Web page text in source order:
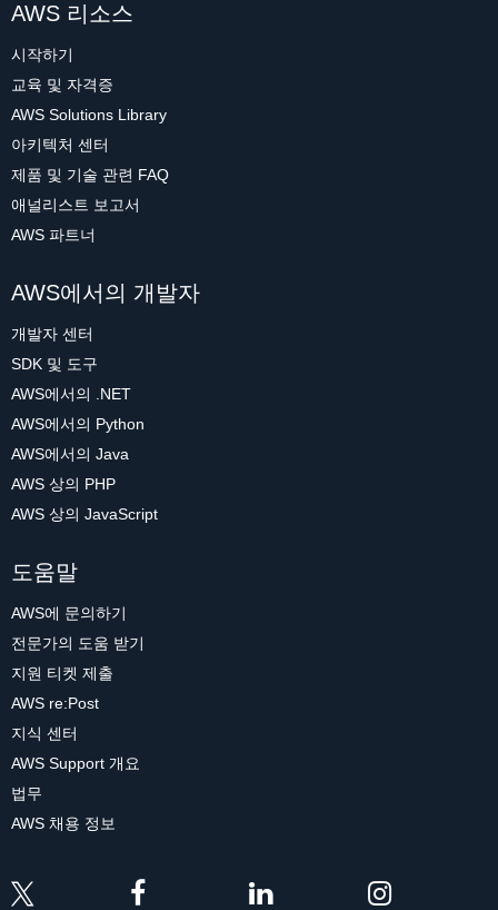
AWS 리소스
시작하기
교육 및 자격증
AWS Solutions Library
아키텍처 센터
제품 및 기술 관련 FAQ
애널리스트 보고서
AWS 파트너
AWS에서의 개발자
개발자 센터
SDK 및 도구
AWS에서의 .NET
AWS에서의 Python
AWS에서의 Java
AWS 상의 PHP
AWS 상의 JavaScript
도움말
AWS에 문의하기
전문가의 도움 받기
지원 티켓 제출
AWS re:Post
지식 센터
AWS Support 개요
법무
AWS 채용 정보